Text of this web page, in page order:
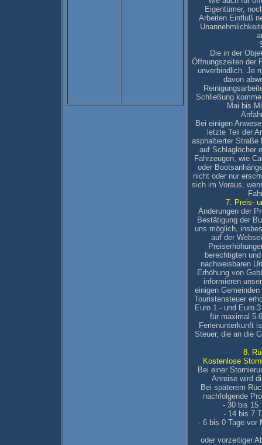
Eigentümer,
Arbeiten Einfluß
Die in der
Öffnungszeiten der
unverbindlich. Je
davon
Schließung
Mai bis
Bei einigen
letzte Teil der
asphaltierter Straße
auf Schlaglöcher
Fahrzeugen, wie
oder
nicht oder nur
sich im Voraus,
7. Preis-
Änderungen der
Bestätigung der
uns möglich,
auf der
berechtigten
nachweisbaren
Erhöhung von
informieren
einigen
Touristensteuer
Euro 1.- und Euro
für maximal 5-
Ferienunterkunft
Steuer, die an die
8.
Kostenlose
Bei einer
Anreise wird
Bei späterem
nachfolgende
- 30 bis 15
- 14 bis 7
- 6 bis 0 Tage vor
oder vorzeitiger